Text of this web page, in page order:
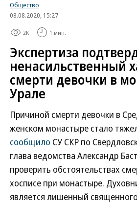
Общество
08.08.2020, 15:27
2K 1 мин.
Экспертиза
ненасильственный
смерти девочки в
Урале
Причиной смерти девочки в
женском монастыре стало
сообщило СУ СКР по
глава ведомства Александр
проверить обстоятельствах
хосписе при монастыре.
является лишенный